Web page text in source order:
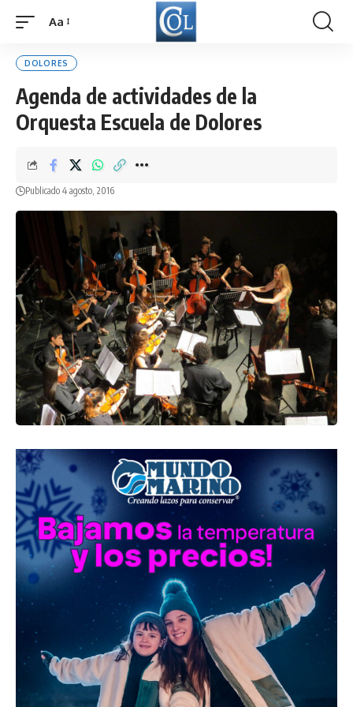
Font
Aa
DOLORES
Agenda de actividades de la
Orquesta Escuela de Dolores
Publicado 4 agosto, 2016